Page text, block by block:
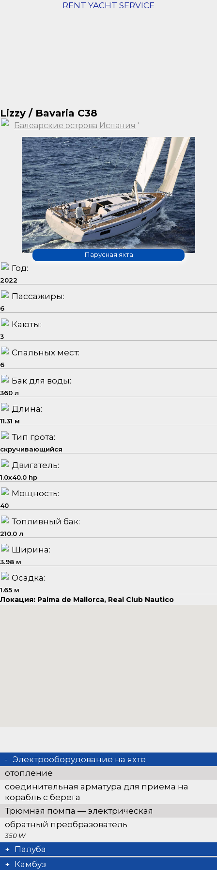
RENT YACHT SERVICE
Lizzy / Bavaria C38
Балеарские острова Испания '
Парусная яхта
Год:
2022
Пассажиры:
6
Каюты:
3
Спальных мест:
6
Бак для воды:
360 л
Длина:
11.31 м
Тип грота:
скручивающийся
Двигатель:
1.0x40.0 hp
Мощность:
40
Топливный бак:
210.0 л
Ширина:
3.98 м
Осадка:
1.65 м
Локация: Palma de Mallorca, Real Club Nautico
Электрооборудование на яхте
отопление
соединительная арматура для приема на
корабль с берега
Трюмная помпа — электрическая
обратный преобразователь
350 W
Палуба
привальные брусы
Камбуз